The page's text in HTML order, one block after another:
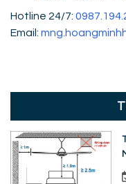
Hotline 24/7:
Email: